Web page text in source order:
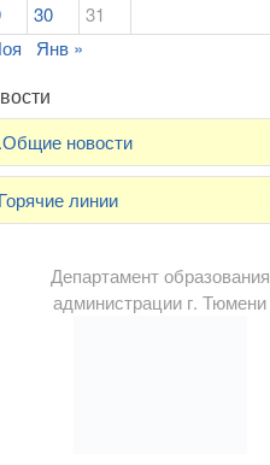
30
31
Янв »
новости
линии
Департамент образования
администрации г. Тюмени